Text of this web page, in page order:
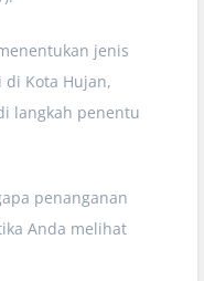
jenis
Kota Hujan,
langkah penentu
penanganan
Anda melihat